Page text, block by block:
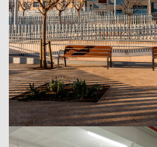
Urbanización del
residencia “La Mercè”
Tarragona,
Residència La